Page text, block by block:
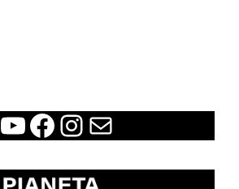
WCFF
Facebook
Instagram
Contatti